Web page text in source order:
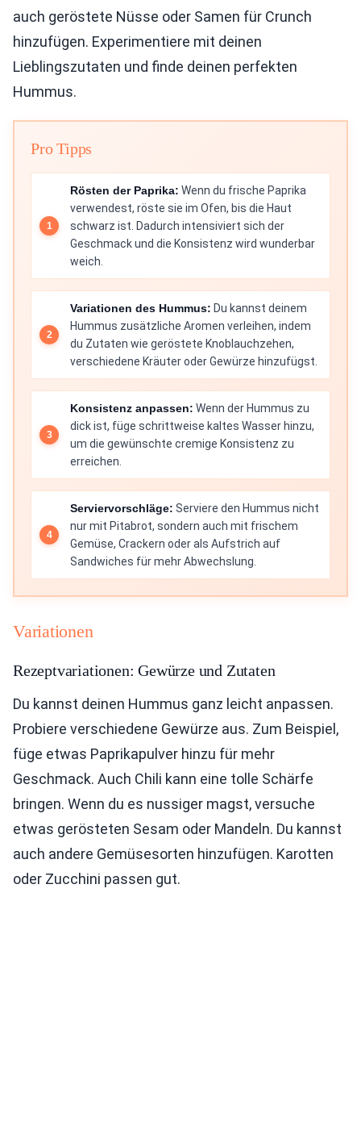
auch geröstete Nüsse oder Samen für Crunch
hinzufügen. Experimentiere mit deinen
Lieblingszutaten und finde deinen perfekten
Hummus.
Pro Tipps
Rösten der Paprika: Wenn du frische Paprika
verwendest, röste sie im Ofen, bis die Haut
schwarz ist. Dadurch intensiviert sich der
Geschmack und die Konsistenz wird wunderbar
weich.
Variationen des Hummus: Du kannst deinem
Hummus zusätzliche Aromen verleihen, indem
du Zutaten wie geröstete Knoblauchzehen,
verschiedene Kräuter oder Gewürze hinzufügst.
Konsistenz anpassen: Wenn der Hummus zu
dick ist, füge schrittweise kaltes Wasser hinzu,
um die gewünschte cremige Konsistenz zu
erreichen.
Serviervorschläge: Serviere den Hummus nicht
nur mit Pitabrot, sondern auch mit frischem
Gemüse, Crackern oder als Aufstrich auf
Sandwiches für mehr Abwechslung.
Variationen
Rezeptvariationen: Gewürze und Zutaten
Du kannst deinen Hummus ganz leicht anpassen.
Probiere verschiedene Gewürze aus. Zum Beispiel,
füge etwas Paprikapulver hinzu für mehr
Geschmack. Auch Chili kann eine tolle Schärfe
bringen. Wenn du es nussiger magst, versuche
etwas gerösteten Sesam oder Mandeln. Du kannst
auch andere Gemüsesorten hinzufügen. Karotten
oder Zucchini passen gut.